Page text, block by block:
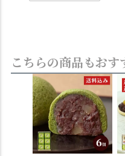
こちらの商品もおす